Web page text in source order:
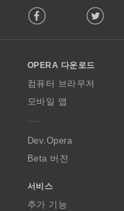
o
w
O
p
a
Facebook Twitter
OPERA 다운로드
컴퓨터 브라우저
모바일 앱
Dev.Opera
Beta 버전
서비스
추가 기능